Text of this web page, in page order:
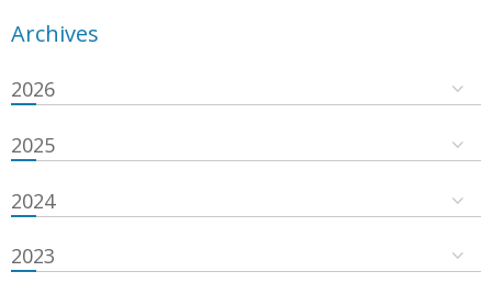
Archives
2026
2025
2024
2023